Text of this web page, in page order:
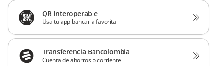
QR Interoperable
Usa tu app bancaria favorita
Transferencia Bancolombia
Cuenta de ahorros o corriente